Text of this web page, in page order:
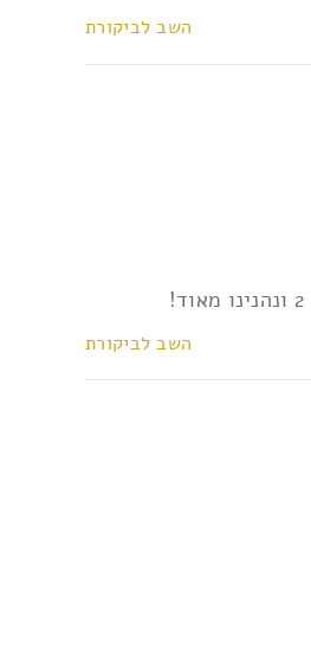
השב לביקורת
השב לביקורת